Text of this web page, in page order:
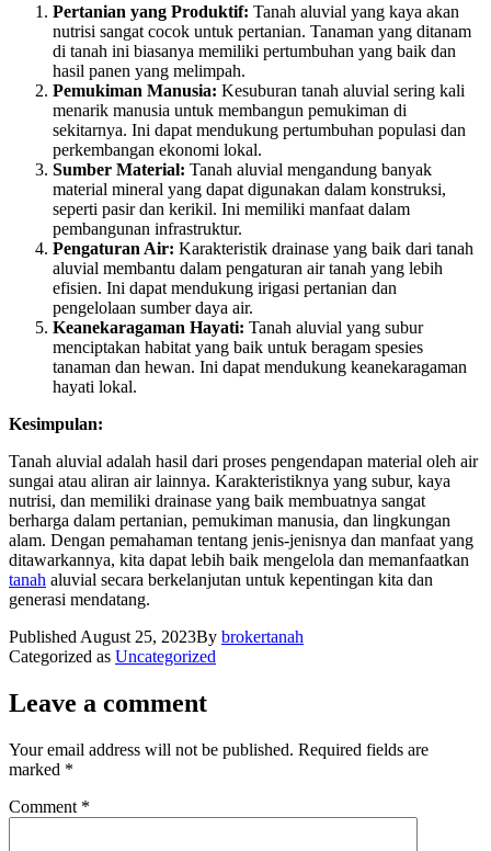
Pertanian yang Produktif: Tanah aluvial yang kaya akan
nutrisi sangat cocok untuk pertanian. Tanaman yang ditanam
di tanah ini biasanya memiliki pertumbuhan yang baik dan
hasil panen yang melimpah.
Pemukiman Manusia: Kesuburan tanah aluvial sering kali
menarik manusia untuk membangun pemukiman di
sekitarnya. Ini dapat mendukung pertumbuhan populasi dan
perkembangan ekonomi lokal.
Sumber Material: Tanah aluvial mengandung banyak
material mineral yang dapat digunakan dalam konstruksi,
seperti pasir dan kerikil. Ini memiliki manfaat dalam
pembangunan infrastruktur.
Pengaturan Air: Karakteristik drainase yang baik dari tanah
aluvial membantu dalam pengaturan air tanah yang lebih
efisien. Ini dapat mendukung irigasi pertanian dan
pengelolaan sumber daya air.
Keanekaragaman Hayati: Tanah aluvial yang subur
menciptakan habitat yang baik untuk beragam spesies
tanaman dan hewan. Ini dapat mendukung keanekaragaman
hayati lokal.
Kesimpulan:
Tanah aluvial adalah hasil dari proses pengendapan material oleh air
sungai atau aliran air lainnya. Karakteristiknya yang subur, kaya
nutrisi, dan memiliki drainase yang baik membuatnya sangat
berharga dalam pertanian, pemukiman manusia, dan lingkungan
alam. Dengan pemahaman tentang jenis-jenisnya dan manfaat yang
ditawarkannya, kita dapat lebih baik mengelola dan memanfaatkan
tanah aluvial secara berkelanjutan untuk kepentingan kita dan
generasi mendatang.
Published August 25, 2023By brokertanah
Categorized as Uncategorized
Leave a comment
Your email address will not be published. Required fields are
marked *
Comment *